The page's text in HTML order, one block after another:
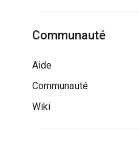
Communauté
Aide
Communauté
Wiki